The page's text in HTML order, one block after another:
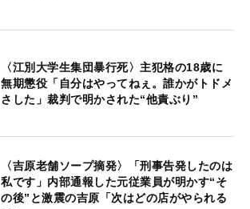
〈江別大学生集団暴行死〉主犯格の18歳に
無期懲役「自分はやってねぇ。誰かがトドメ
さした」裁判で明かされた“他責ぶり”
〈吉原老舗ソープ摘発〉「刑事告発したのは
私です」内部通報した元従業員が明かす“そ
の後”と激震の吉原「次はどの店がやられる